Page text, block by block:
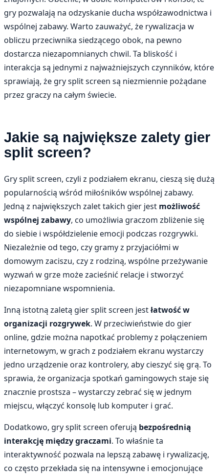
gry pozwalają na odzyskanie ducha współzawodnictwa i
wspólnej zabawy. Warto zauważyć, że rywalizacja w
obliczu przeciwnika siedzącego obok, na pewno
dostarcza niezapomnianych chwil. Ta bliskość i
interakcja są jednymi z najważniejszych czynników, które
sprawiają, że gry split screen są niezmiennie pożądane
przez graczy na całym świecie.
Jakie są największe zalety gier
split screen?
Gry split screen, czyli z podziałem ekranu, cieszą się dużą
popularnością wśród miłośników wspólnej zabawy.
Jedną z największych zalet takich gier jest możliwość
wspólnej zabawy, co umożliwia graczom zbliżenie się
do siebie i współdzielenie emocji podczas rozgrywki.
Niezależnie od tego, czy gramy z przyjaciółmi w
domowym zaciszu, czy z rodziną, wspólne przeżywanie
wyzwań w grze może zacieśnić relacje i stworzyć
niezapomniane wspomnienia.
Inną istotną zaletą gier split screen jestłatwość w
organizacji rozgrywek. W przeciwieństwie do gier
online, gdzie można napotkać problemy z połączeniem
internetowym, w grach z podziałem ekranu wystarczy
jedno urządzenie oraz kontrolery, aby cieszyć się grą. To
sprawia, że organizacja spotkań gamingowych staje się
znacznie prostsza – wystarczy zebrać się w jednym
miejscu, włączyć konsolę lub komputer i grać.
Dodatkowo, gry split screen oferują bezpośrednią
interakcję między graczami. To właśnie ta
interaktywność pozwala na lepszą zabawę i rywalizację,
co często przekłada się na intensywne i emocjonujące